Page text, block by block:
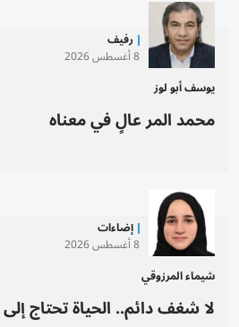
رفيف
8 أغسطس 2026
يوسف أبو لوز
محمد المر عالٍ في معناه
إضاءات
8 أغسطس 2026
شيماء المرزوقي
لا شغف دائم.. الحياة تحتاج إلى